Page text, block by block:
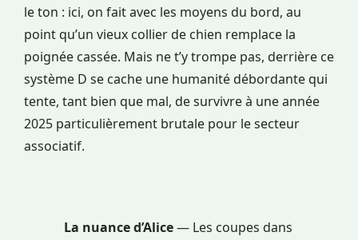
le ton : ici, on fait avec les moyens du bord, au
point qu’un vieux collier de chien remplace la
poignée cassée. Mais ne t’y trompe pas, derrière ce
système D se cache une humanité débordante qui
tente, tant bien que mal, de survivre à une année
2025 particulièrement brutale pour le secteur
associatif.
La nuance d’Alice— Les coupes dans